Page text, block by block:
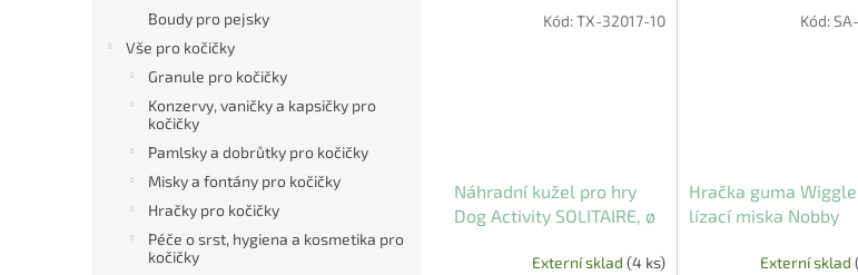
Boudy pro pejsky
Vše pro kočičky
Granule pro kočičky
Konzervy, vaničky a kapsičky pro
kočičky
Pamlsky a dobrůtky pro kočičky
Misky a fontány pro kočičky
Hračky pro kočičky
Péče o srst, hygiena a kosmetika pro
kočičky
Náhradní kužel pro hry
Dog Activity SOLITAIRE, ø
Externí sklad (4 ks)
Kód:TX-32017-10
Hračka guma Wiggle
lízací miska Nobby
Externí sklad
Kód: